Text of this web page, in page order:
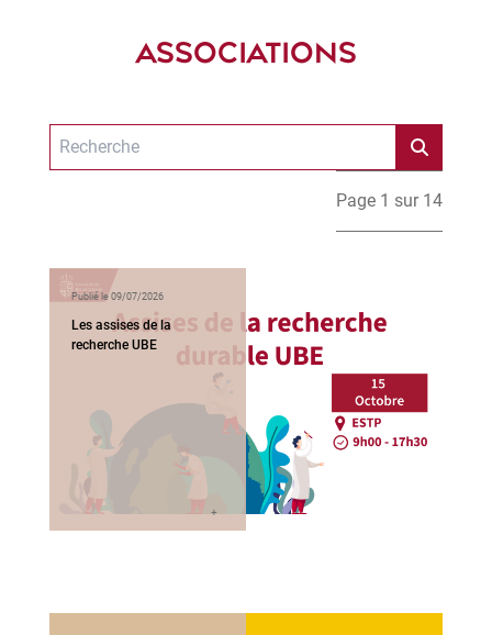
ASSOCIATIONS
Page 1 sur 14
Publié le 09/07/2026
Les assises de la
recherche UBE